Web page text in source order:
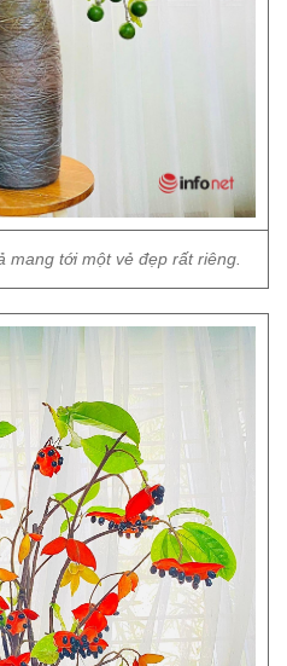
mang tới một vẻ đẹp rất riêng.